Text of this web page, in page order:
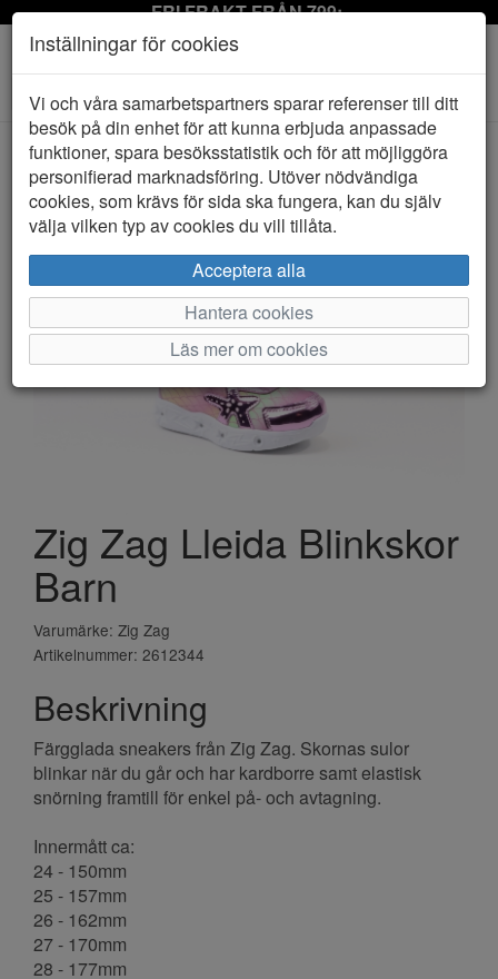
FRI FRAKT FRÅN 799:-
Toggle
navigation
HEM ZIG ZAG
Zig Zag Lleida Blinkskor
Barn
Varumärke: Zig Zag
Artikelnummer: 2612344
Beskrivning
Färgglada sneakers från Zig Zag. Skornas sulor
blinkar när du går och har kardborre samt elastisk
snörning framtill för enkel på- och avtagning.
Innermått ca:
24 - 150mm
25 - 157mm
26 - 162mm
27 - 170mm
28 - 177mm
Inställningar för cookies
Vi och våra samarbetspartners sparar referenser till ditt
besök på din enhet för att kunna erbjuda anpassade
funktioner, spara besöksstatistik och för att möjliggöra
personifierad marknadsföring. Utöver nödvändiga
cookies, som krävs för sida ska fungera, kan du själv
välja vilken typ av cookies du vill tillåta.
Acceptera alla
Hantera cookies
Läs mer om cookies